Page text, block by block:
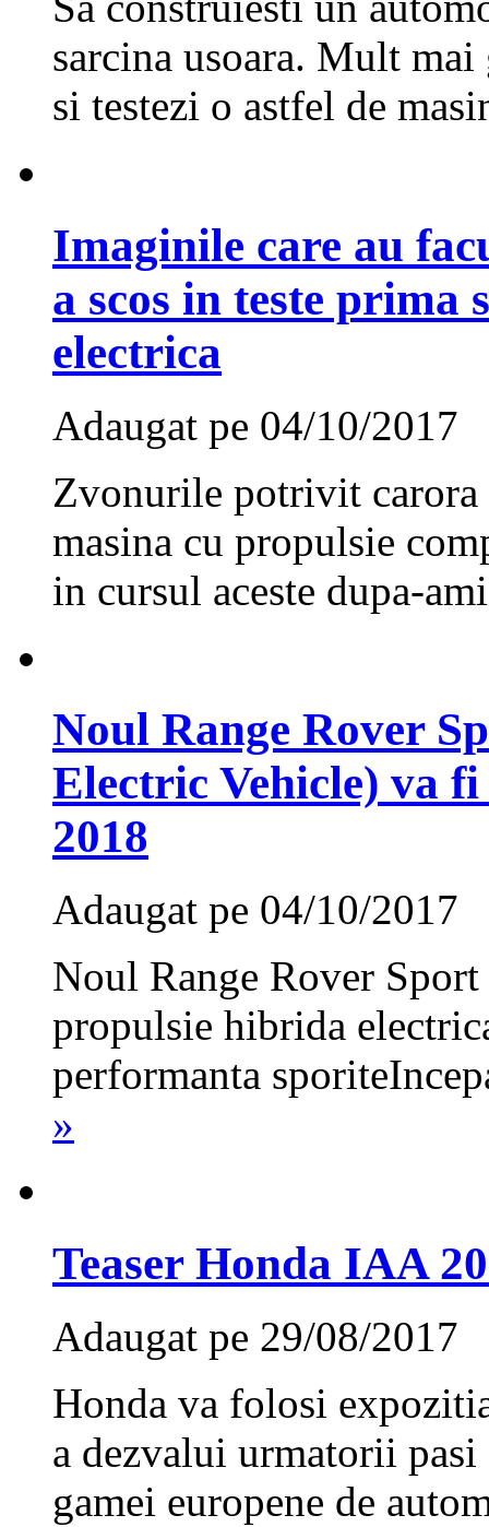
sarcina usoara. Mult
si testezi o astfel de
Imaginile care au
a scos in teste prima
electrica
Adaugat pe 04/10/2017
Zvonurile potrivit carora
masina cu propulsie
in cursul aceste dupa-
Noul Range Rover
Electric Vehicle) va
2018
Adaugat pe 04/10/2017
Noul Range Rover Sport
propulsie hibrida
performanta
»
Teaser Honda IAA
Adaugat pe 29/08/2017
Honda va folosi
a dezvalui urmatorii
gamei europene de